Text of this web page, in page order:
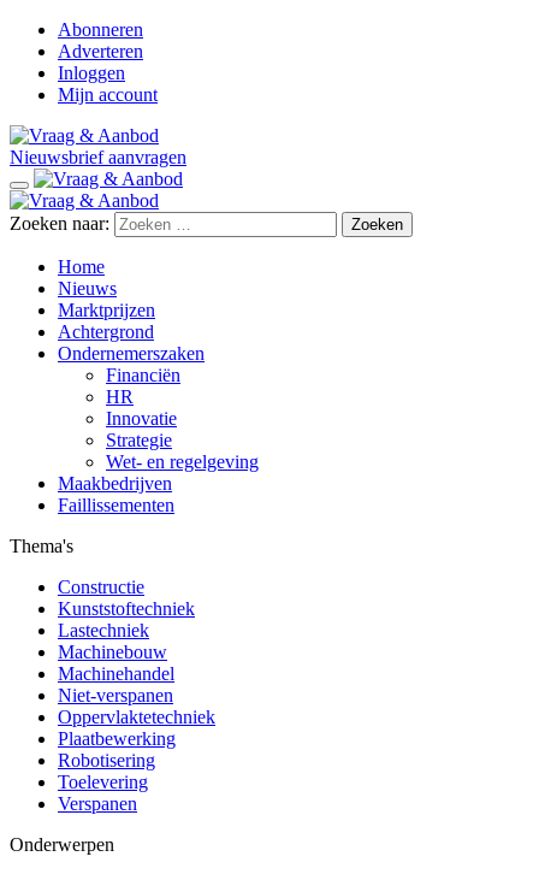
Abonneren
Adverteren
Inloggen
Mijn account
Nieuwsbrief aanvragen
Zoeken naar:
Home
Nieuws
Marktprijzen
Achtergrond
Ondernemerszaken
Financiën
HR
Innovatie
Strategie
Wet- en regelgeving
Maakbedrijven
Faillissementen
Thema's
Constructie
Kunststoftechniek
Lastechniek
Machinebouw
Machinehandel
Niet-verspanen
Oppervlaktetechniek
Plaatbewerking
Robotisering
Toelevering
Verspanen
Onderwerpen